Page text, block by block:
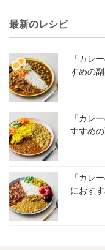
最新のレシピ
「カレ
すめの
「カレ
すすめ
「カレ
におす